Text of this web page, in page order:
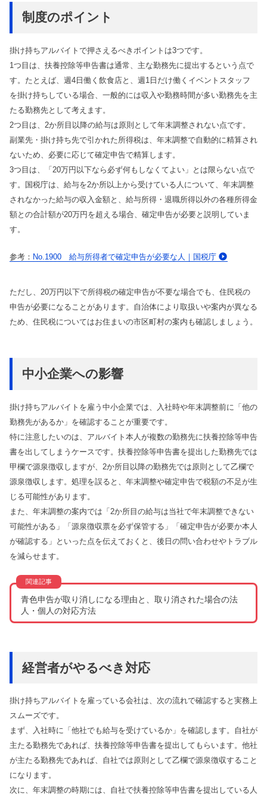
制度のポイント
掛け持ちアルバイトで押さえるべきポイントは3つです。
1つ目は、扶養控除等申告書は通常、主な勤務先に提出するという点で
す。たとえば、週4日働く飲食店と、週1日だけ働くイベントスタッフ
を掛け持ちしている場合、一般的には収入や勤務時間が多い勤務先を主
たる勤務先として考えます。
2つ目は、2か所目以降の給与は原則として年末調整されない点です。
副業先・掛け持ち先で引かれた所得税は、年末調整で自動的に精算され
ないため、必要に応じて確定申告で精算します。
3つ目は、「20万円以下なら必ず何もしなくてよい」とは限らない点で
す。国税庁は、給与を2か所以上から受けている人について、年末調整
されなかった給与の収入金額と、給与所得・退職所得以外の各種所得金
額との合計額が20万円を超える場合、確定申告が必要と説明していま
す。
No.1900 給与所得者で確定申告が必要な人｜国税庁
ただし、20万円以下で所得税の確定申告が不要な場合でも、住民税の
申告が必要になることがあります。自治体により取扱いや案内が異なる
ため、住民税についてはお住まいの市区町村の案内も確認しましょう。
中小企業への影響
掛け持ちアルバイトを雇う中小企業では、入社時や年末調整前に「他の
勤務先があるか」を確認することが重要です。
特に注意したいのは、アルバイト本人が複数の勤務先に扶養控除等申告
書を出してしまうケースです。扶養控除等申告書を提出した勤務先では
甲欄で源泉徴収しますが、2か所目以降の勤務先では原則として乙欄で
源泉徴収します。処理を誤ると、年末調整や確定申告で税額の不足が生
じる可能性があります。
また、年末調整の案内では「2か所目の給与は当社で年末調整できない
可能性がある」「源泉徴収票を必ず保管する」「確定申告が必要か本人
が確認する」といった点を伝えておくと、後日の問い合わせやトラブル
を減らせます。
青色申告が取り消しになる理由と、取り消された場合の法
人・個人の対応方法
経営者がやるべき対応
掛け持ちアルバイトを雇っている会社は、次の流れで確認すると実務上
スムーズです。
まず、入社時に「他社でも給与を受けているか」を確認します。自社が
主たる勤務先であれば、扶養控除等申告書を提出してもらいます。他社
が主たる勤務先であれば、自社では原則として乙欄で源泉徴収すること
になります。
次に、年末調整の時期には、自社で扶養控除等申告書を提出している人